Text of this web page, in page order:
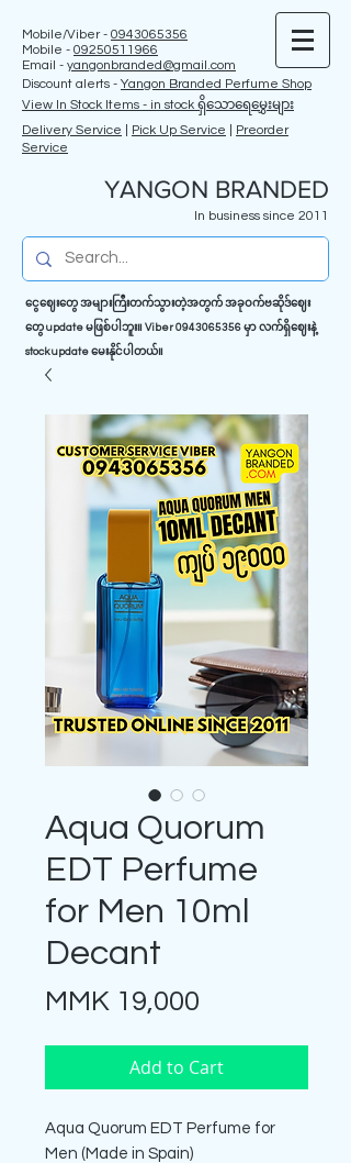
Mobile/Viber - 0943065356
Mobile - 09250511966
Email - yangonbranded@gmail.com
Discount alerts - Yangon Branded Perfume Shop
View In Stock Items - in stock ရှိသောရေမွှေးများ
Delivery Service
Pick Up Service
Preorder
Service
YANGON BRANDED
In business since 2011
ငွေဈေးတွေ အများကြီးတက်သွားတဲ့အတွက် အခုဝက်ဗဆိုဒ်ဈေး
တွေ update မဖြစ်ပါဘူး။ Viber0943065356 မှာ လက်ရှိဈေးနဲ့
stock update မေးနိုင်ပါတယ်။
Aqua Quorum
EDT Perfume
for Men 10ml
Decant
MMK 19,000
Add to Cart
Aqua Quorum EDT Perfume for
Men (Made in Spain)